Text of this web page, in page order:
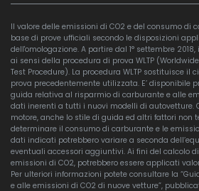
Il valore delle emissioni di CO2 e del consumo di
base di prove ufficiali secondo le disposizioni
dell'omologazione. A partire dal 1° settembre
ai sensi della procedura di prova WLTP
Test Procedure). La procedura WLTP sostituisce il
prova precedentemente utilizzata. E’ disponibile
guida relativa al risparmio di carburante e alle
dati inerenti a tutti i nuovi modelli di autovetture.
motore, anche lo stile di guida ed altri fattori non
determinare il consumo di carburante e le
dati indicati potrebbero variare a seconda
eventuali accessori aggiuntivi. Ai fini del calcolo
emissioni di CO2, potrebbero essere applicati
Per ulteriori informazioni potete consultare la
e alle emissioni di CO2 di nuove vetture”,